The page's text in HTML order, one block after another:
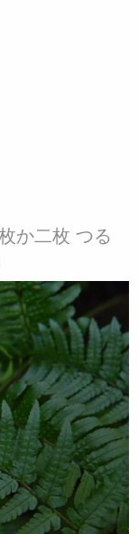
か二枚 つる